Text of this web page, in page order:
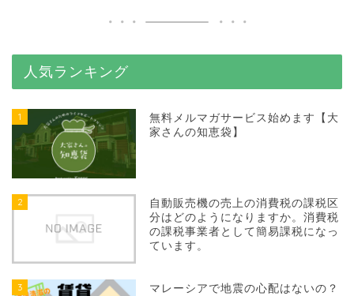
人気ランキング
1
無料メルマガサービス始めます【大
家さんの知恵袋】
2
自動販売機の売上の消費税の課税区
分はどのようになりますか。消費税
の課税事業者として簡易課税になっ
ています。
3
マレーシアで地震の心配はないの？